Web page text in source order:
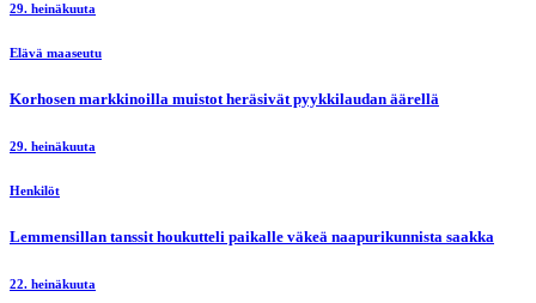
29. heinäkuuta
Elävä maaseutu
Korhosen markkinoilla muistot heräsivät pyykkilaudan äärellä
29. heinäkuuta
Henkilöt
Lemmensillan tanssit houkutteli paikalle väkeä naapurikunnista saakka
22. heinäkuuta